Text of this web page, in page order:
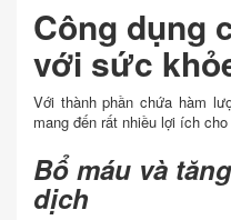
Công dụng
với sức
Với thành phần chứa hàm
mang đến rất nhiều lợi ích
Bổ máu và
dịch